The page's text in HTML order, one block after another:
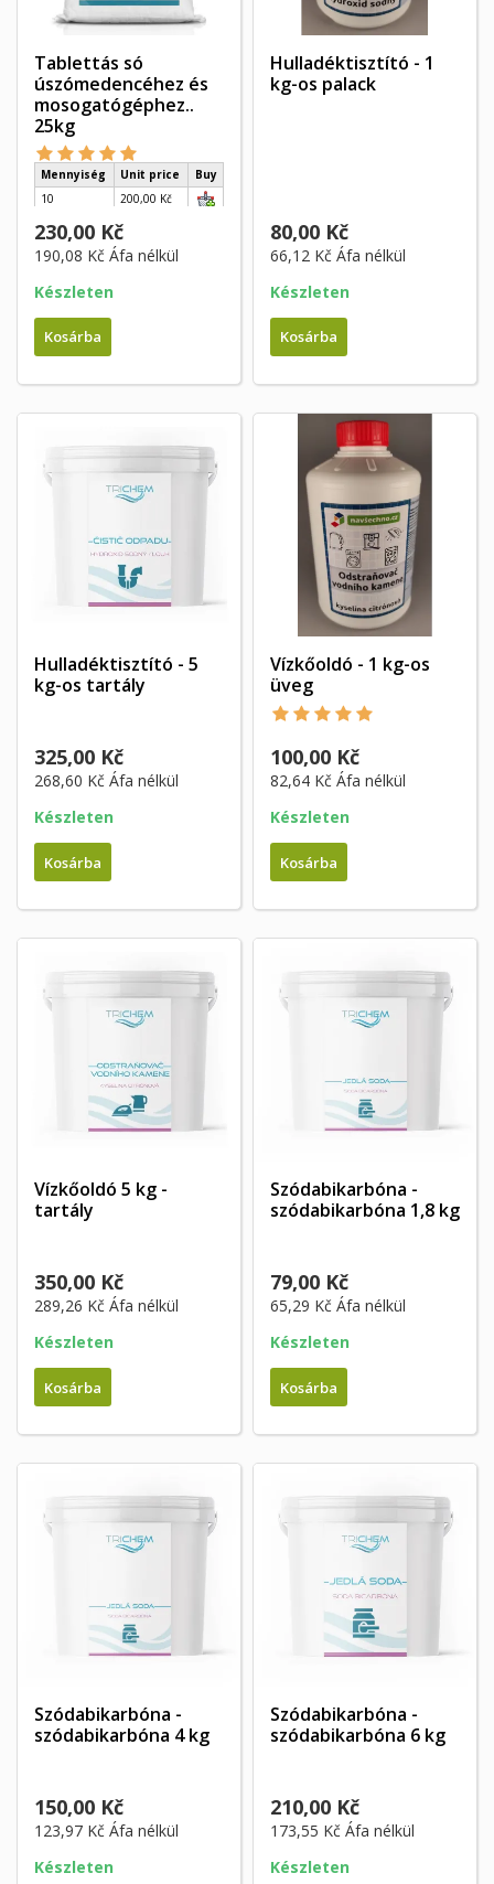
Tablettás só
úszómedencéhez és
mosogatógéphez..
25kg
Mennyiség Unit price
Buy
10
200,00 Kč
40
170,00 Kč
230,00 Kč
190,08 Kč Áfa nélkül
Készleten
Kosárba
Hulladéktisztító - 1
kg-os palack
80,00 Kč
66,12 Kč Áfa nélkül
Készleten
Kosárba
Hulladéktisztító - 5
kg-os tartály
325,00 Kč
268,60 Kč Áfa nélkül
Készleten
Kosárba
Vízkőoldó - 1 kg-os
üveg
100,00 Kč
82,64 Kč Áfa nélkül
Készleten
Kosárba
Vízkőoldó 5 kg -
tartály
350,00 Kč
289,26 Kč Áfa nélkül
Készleten
Kosárba
Szódabikarbóna -
szódabikarbóna 1,8 kg
79,00 Kč
65,29 Kč Áfa nélkül
Készleten
Kosárba
Szódabikarbóna -
szódabikarbóna 4 kg
150,00 Kč
123,97 Kč Áfa nélkül
Készleten
Szódabikarbóna -
szódabikarbóna 6 kg
210,00 Kč
173,55 Kč Áfa nélkül
Készleten